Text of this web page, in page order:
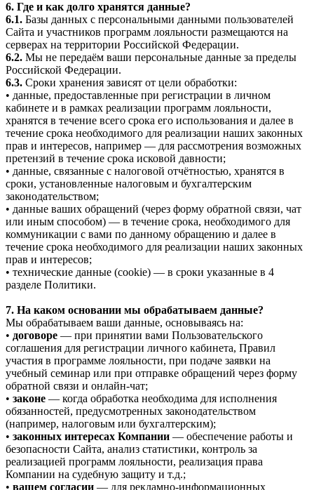
6. Где и как долго хранятся данные?
6.1. Базы данных с персональными данными пользователей
Сайта и участников программ лояльности размещаются на
серверах на территории Российской Федерации.
6.2. Мы не передаём ваши персональные данные за пределы
Российской Федерации.
6.3. Сроки хранения зависят от цели обработки:
• данные, предоставленные при регистрации в личном
кабинете и в рамках реализации программ лояльности,
хранятся в течение всего срока его использования и далее в
течение срока необходимого для реализации наших законных
прав и интересов, например — для рассмотрения возможных
претензий в течение срока исковой давности;
• данные, связанные с налоговой отчётностью, хранятся в
сроки, установленные налоговым и бухгалтерским
законодательством;
• данные ваших обращений (через форму обратной связи, чат
или иным способом) — в течение срока, необходимого для
коммуникации с вами по данному обращению и далее в
течение срока необходимого для реализации наших законных
прав и интересов;
• технические данные (cookie) — в сроки указанные в 4
разделе Политики.
7. На каком основании мы обрабатываем данные?
Мы обрабатываем ваши данные, основываясь на:
• договоре — при принятии вами Пользовательского
соглашения для регистрации личного кабинета, Правил
участия в программе лояльности, при подаче заявки на
учебный семинар или при отправке обращений через форму
обратной связи и онлайн-чат;
• законе — когда обработка необходима для исполнения
обязанностей, предусмотренных законодательством
(например, налоговым или бухгалтерским);
• законных интересах Компании — обеспечение работы и
безопасности Сайта, анализ статистики, контроль за
реализацией программ лояльности, реализация права
Компании на судебную защиту и т.д.;
• вашем согласии — для рекламно-информационных